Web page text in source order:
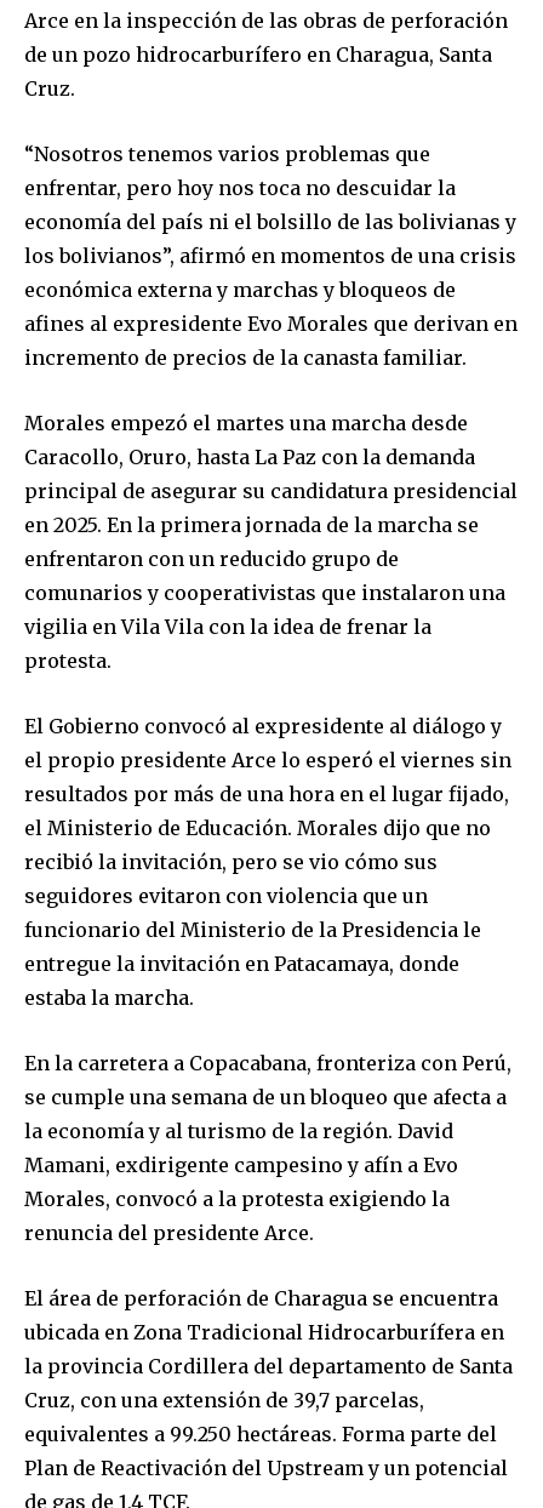
Join our community of
SUBSCRIBERS and be part of the
conversation.
To subscribe, simply enter your email address on our website
or click the subscribe button below. Don't worry, we respect
your privacy and won't spam your inbox. Your information is
safe with us.
Arce en la inspección de las obras de perforación
de un pozo hidrocarburífero en Charagua, Santa
Cruz.
“Nosotros tenemos varios problemas que
enfrentar, pero hoy nos toca no descuidar la
economía del país ni el bolsillo de las bolivianas y
los bolivianos”, afirmó en momentos de una crisis
económica externa y marchas y bloqueos de
afines al expresidente Evo Morales que derivan en
incremento de precios de la canasta familiar.
Morales empezó el martes una marcha desde
Caracollo, Oruro, hasta La Paz con la demanda
principal de asegurar su candidatura presidencial
en 2025. En la primera jornada de la marcha se
enfrentaron con un reducido grupo de
comunarios y cooperativistas que instalaron una
vigilia en Vila Vila con la idea de frenar la
protesta.
El Gobierno convocó al expresidente al diálogo y
el propio presidente Arce lo esperó el viernes sin
resultados por más de una hora en el lugar fijado,
el Ministerio de Educación. Morales dijo que no
recibió la invitación, pero se vio cómo sus
seguidores evitaron con violencia que un
funcionario del Ministerio de la Presidencia le
entregue la invitación en Patacamaya, donde
estaba la marcha.
En la carretera a Copacabana, fronteriza con Perú,
se cumple una semana de un bloqueo que afecta a
la economía y al turismo de la región. David
Mamani, exdirigente campesino y afín a Evo
Morales, convocó a la protesta exigiendo la
renuncia del presidente Arce.
El área de perforación de Charagua se encuentra
ubicada en Zona Tradicional Hidrocarburífera en
la provincia Cordillera del departamento de Santa
Cruz, con una extensión de 39,7 parcelas,
equivalentes a 99.250 hectáreas. Forma parte del
Plan de Reactivación del Upstream y un potencial
de gas de 1,4 TCF.